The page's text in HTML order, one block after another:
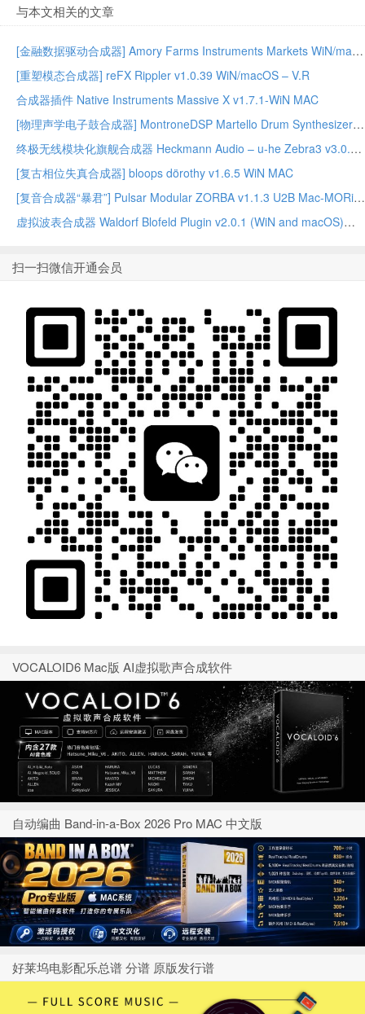
与本文相关的文章
[金融数据驱动合成器] Amory Farms Instruments Markets WiN/macOS – ARCADiA
[重塑模态合成器] reFX Rippler v1.0.39 WiN/macOS – V.R
合成器插件 Native Instruments Massive X v1.7.1-WiN MAC
[物理声学电子鼓合成器] MontroneDSP Martello Drum Synthesizer v1.0.1 Linux x86_64
终极无线模块化旗舰合成器 Heckmann Audio – u-he Zebra3 v3.0.1.22165 [V.R]
[复古相位失真合成器] bloops dörothy v1.6.5 WiN MAC
[复音合成器“暴君”] Pulsar Modular ZORBA v1.1.3 U2B Mac-MORiA
虚拟波表合成器 Waldorf Blofeld Plugin v2.0.1 (WiN and macOS)
扫一扫微信开通会员
VOCALOID6 Mac版 AI虚拟歌声合成软件
自动编曲 Band-in-a-Box 2026 Pro MAC 中文版
好莱坞电影配乐总谱 分谱 原版发行谱